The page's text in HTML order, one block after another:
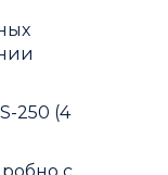
250 (4